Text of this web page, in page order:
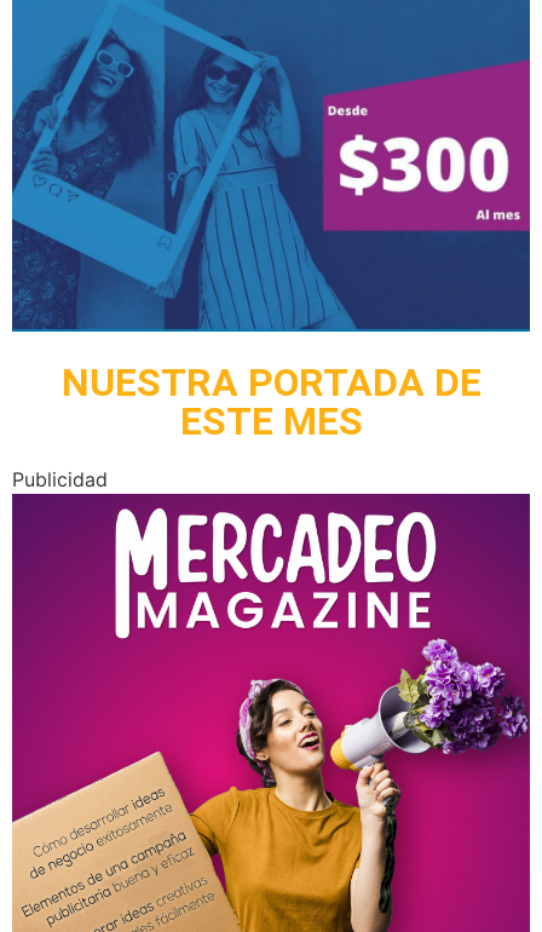
NUESTRA PORTADA DE
ESTE MES
Publicidad